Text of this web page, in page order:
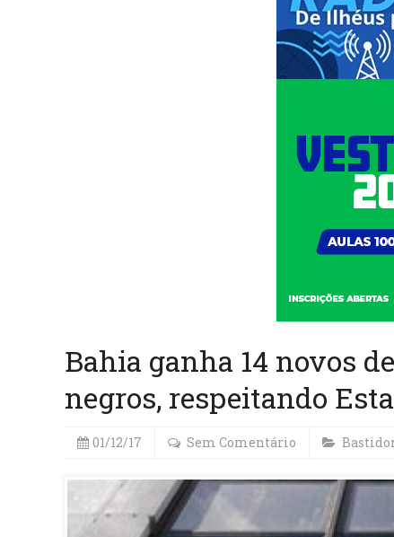
Bahia ganha 14 novos
negros, respeitando
01/12/17 Sem Comentário